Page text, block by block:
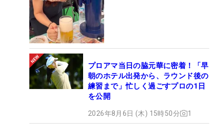
プロアマ当日の脇元華に密着！「早
朝のホテル出発から、ラウンド後の
練習まで」忙しく過ごすプロの1日
を公開
2026年8月6日 (木) 15時50分 1